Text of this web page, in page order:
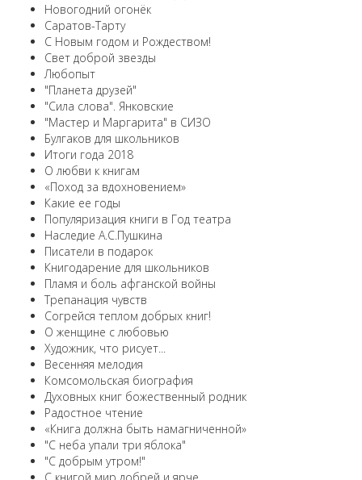
Новогодний огонёк
Саратов-Тарту
С Новым годом и Рождеством!
Свет доброй звезды
Любопыт
"Планета друзей"
"Сила слова". Янковские
"Мастер и Маргарита" в СИЗО
Булгаков для школьников
Итоги года 2018
О любви к книгам
«Поход за вдохновением»
Какие ее годы
Популяризация книги в Год театра
Наследие А.С.Пушкина
Писатели в подарок
Книгодарение для школьников
Пламя и боль афганской войны
Трепанация чувств
Согрейся теплом добрых книг!
О женщине с любовью
Художник, что рисует...
Весенняя мелодия
Комсомольская биография
Духовных книг божественный родник
Радостное чтение
«Книга должна быть намагниченной»
"С неба упали три яблока"
"С добрым утром!"